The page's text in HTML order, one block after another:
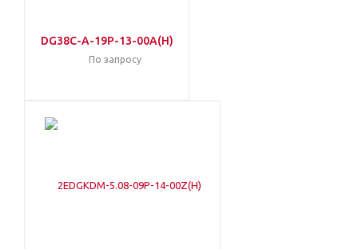
DG38C-A-19P-13-00A(H)
По запросу